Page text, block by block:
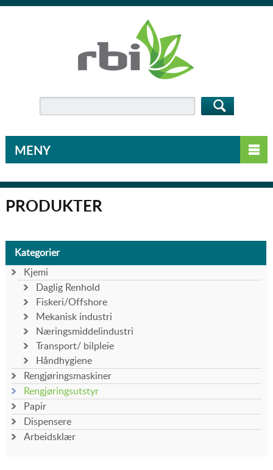
MENY
PRODUKTER
Kategorier
Kjemi
Daglig Renhold
Fiskeri/Offshore
Mekanisk industri
Næringsmiddelindustri
Transport/ bilpleie
Håndhygiene
Rengjøringsmaskiner
Rengjøringsutstyr
Papir
Dispensere
Arbeidsklær